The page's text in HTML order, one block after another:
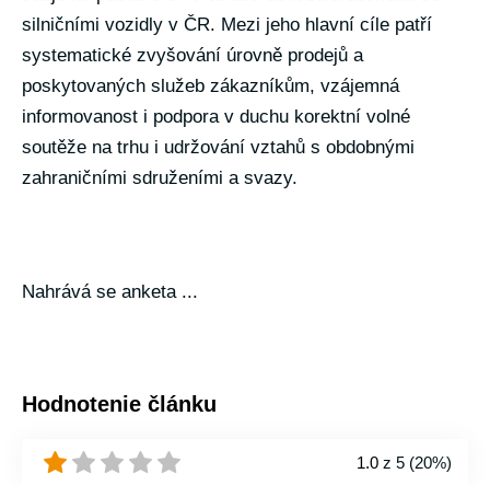
silničními vozidly v ČR. Mezi jeho hlavní cíle patří
systematické zvyšování úrovně prodejů a
poskytovaných služeb zákazníkům, vzájemná
informovanost i podpora v duchu korektní volné
soutěže na trhu i udržování vztahů s obdobnými
zahraničními sdruženími a svazy.
Nahrává se anketa ...
Hodnotenie článku
1.0 z 5 (20%)